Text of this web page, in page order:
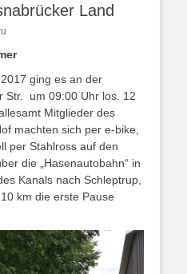
Land
ging es an der
Str. um 09:00 Uhr los. 12
Mitglieder des
machten sich per e-bike,
per Stahlross auf den
die „Hasenautobahn“ in
Kanals nach Schleptrup,
km die erste Pause